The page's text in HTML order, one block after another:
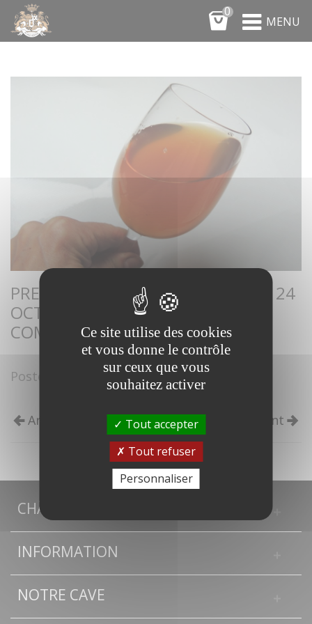
0
MENU
PRESENT A LA FETE DE LA POMME 24
OCTOBRE SAUVETERRE DE
COMMINGES 31
Posté le 30/09/2021 Notre actualité
Article précédent Article suivant
CHÂTEAU BOURDIEU FONBILLE
INFORMATION
NOTRE CAVE
Panneau de gestion des cookies
Ce site utilise des cookies
et vous donne le contrôle
sur ceux que vous
souhaitez activer
Tout accepter
Tout refuser
Personnaliser